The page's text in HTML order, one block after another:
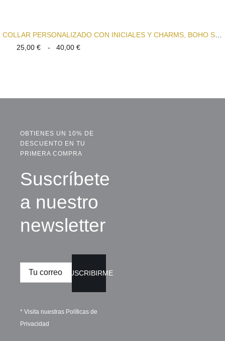
COLLAR PERSONALIZADO CON INICIALES Y CHARMS, BOHO STYLE
25,00 € - 40,00 €
OBTIENES UN 10% DE
DESCUENTO EN TU
PRIMERA COMPRA
Suscríbete
a nuestro
newsletter
SUSCRIBIRME
* Visita nuestras Políticas de
Privacidad